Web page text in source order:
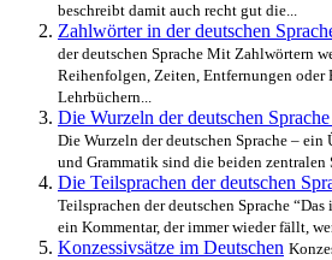
beschreibt damit auch recht gut die...
Zahlwörter in der deutschen
der deutschen Sprache Mit Zahlwörtern
Reihenfolgen, Zeiten, Entfernungen oder
Lehrbüchern...
Die Wurzeln der deutschen
Die Wurzeln der deutschen Sprache –
und Grammatik sind die beiden zentralen
Die Teilsprachen der deutschen
Teilsprachen der deutschen Sprache
ein Kommentar, der immer wieder fällt,
Konzessivsätze im Deutschen